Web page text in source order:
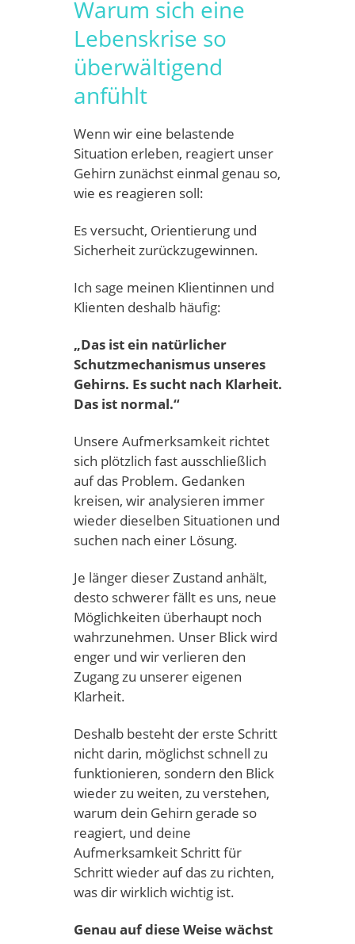
Warum sich eine
Lebenskrise so
überwältigend
anfühlt
Wenn wir eine belastende
Situation erleben, reagiert unser
Gehirn zunächst einmal genau so,
wie es reagieren soll:
Es versucht, Orientierung und
Sicherheit zurückzugewinnen.
Ich sage meinen Klientinnen und
Klienten deshalb häufig:
„Das ist ein natürlicher
Schutzmechanismus unseres
Gehirns. Es sucht nach Klarheit.
Das ist normal.“
Unsere Aufmerksamkeit richtet
sich plötzlich fast ausschließlich
auf das Problem. Gedanken
kreisen, wir analysieren immer
wieder dieselben Situationen und
suchen nach einer Lösung.
Je länger dieser Zustand anhält,
desto schwerer fällt es uns, neue
Möglichkeiten überhaupt noch
wahrzunehmen. Unser Blick wird
enger und wir verlieren den
Zugang zu unserer eigenen
Klarheit.
Deshalb besteht der erste Schritt
nicht darin, möglichst schnell zu
funktionieren, sondern den Blick
wieder zu weiten, zu verstehen,
warum dein Gehirn gerade so
reagiert, und deine
Aufmerksamkeit Schritt für
Schritt wieder auf das zu richten,
was dir wirklich wichtig ist.
Genau auf diese Weise wächst